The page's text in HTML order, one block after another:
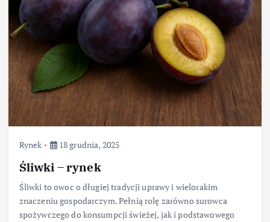
Rynek 18 grudnia, 2025
Śliwki – rynek
Śliwki to owoc o długiej tradycji uprawy i wielorakim
znaczeniu gospodarczym. Pełnią rolę zarówno surowca
spożywczego do konsumpcji świeżej, jak i podstawowego